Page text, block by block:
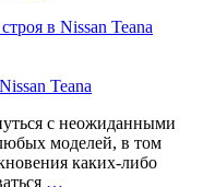
Teana
с неожиданными
моделей, в том
каких-либо
…